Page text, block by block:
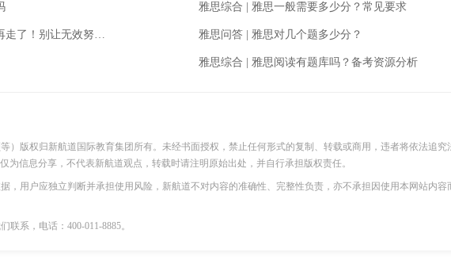
雅思综合 雅思一般需要多少分？常见要求
无效努力拖垮雅思成绩！ 雅思问答 雅思对几个题多少分？
雅思综合 雅思阅读有题库吗？备考资源分析
）版权归新航道国际教育集团所有。未经书面授权，禁止任何形式的复制、转载或商用，违者将依法追究
为信息分享，不代表新航道观点，转载时请注明原始出处，并自行承担版权责任。
，用户应独立判断并承担使用风险，新航道不对内容的准确性、完整性负责，亦不承担因使用本网站内容
系，电话：400-011-8885。